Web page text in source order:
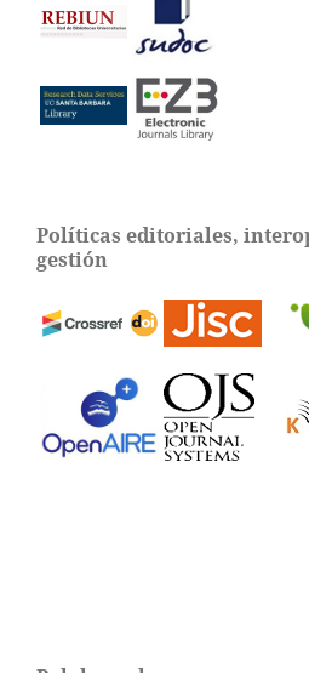
Políticas editoriales,
gestión